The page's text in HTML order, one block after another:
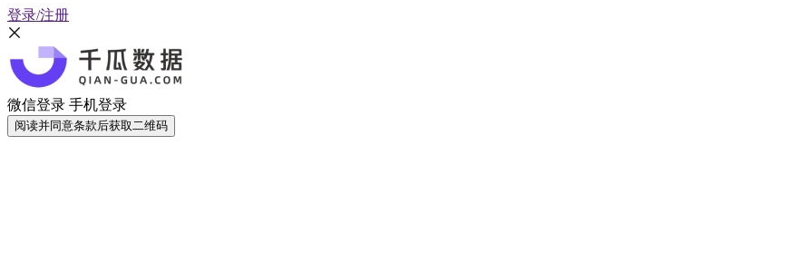
登录/注册
微信登录 手机登录
阅读并同意条款后获取二维码